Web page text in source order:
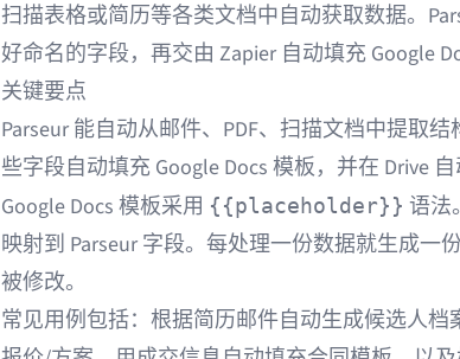
扫描表格或简历等各类文档中自动获取数据。
好命名的字段，再交由 Zapier 自动填充 Google
关键要点
Parseur 能自动从邮件、PDF、扫描文档中提取
些字段自动填充 Google Docs 模板，并在 Drive 自
Google Docs 模板采用 {{placeholder}} 语法
映射到 Parseur 字段。每处理一份数据就生成一
被修改。
常见用例包括：根据简历邮件自动生成候选人档